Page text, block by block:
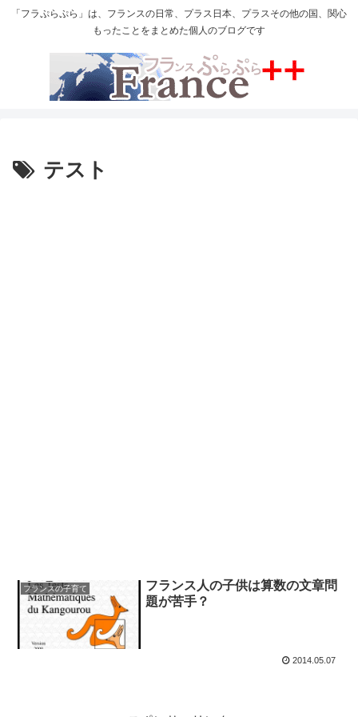
「フラぷらぷら」は、フランスの日常、プラス日本、プラスその他の国、関心
もったことをまとめた個人のブログです
テスト
フランスの子育て
フランス人の子供は算数の文章問
題が苦手？
2014.05.07